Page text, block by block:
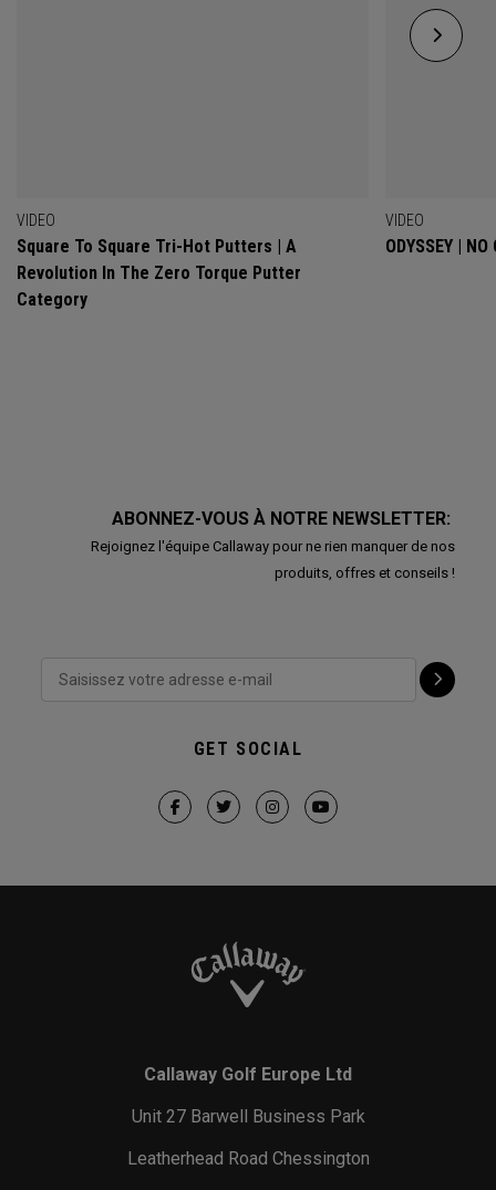
VIDEO
Square To Square Tri-Hot Putters | A
Revolution In The Zero Torque Putter
Category
VIDEO
ODYSSEY |
ABONNEZ-VOUS À NOTRE NEWSLETTER:
Rejoignez l'équipe Callaway pour ne rien manquer de nos
produits, offres et conseils !
GET SOCIAL
Callaway Golf Europe Ltd
Unit 27 Barwell Business Park
Leatherhead Road Chessington